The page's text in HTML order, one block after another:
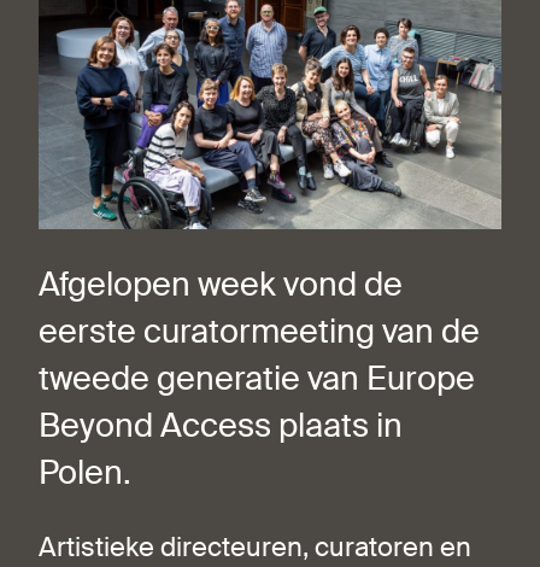
Afgelopen week vond de
eerste curatormeeting van de
tweede generatie van Europe
Beyond Access plaats in
Polen.
Artistieke directeuren, curatoren en